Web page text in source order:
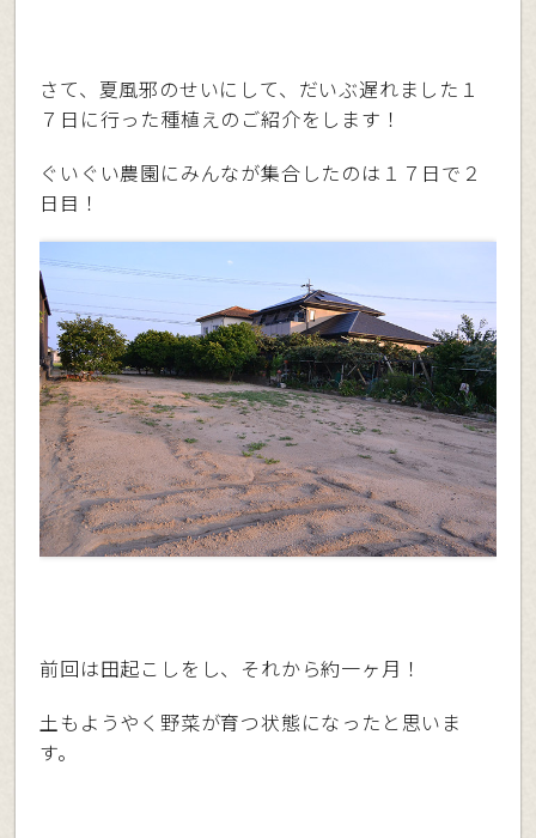
さて、夏風邪のせいにして、だいぶ遅れました１
７日に行った種植えのご紹介をします！
ぐいぐい農園にみんなが集合したのは１７日で２
日目！
前回は田起こしをし、それから約一ヶ月！
土もようやく野菜が育つ状態になったと思いま
す。